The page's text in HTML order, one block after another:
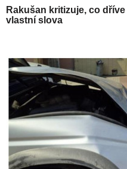
Rakušan kritizuje, co
vlastní slova